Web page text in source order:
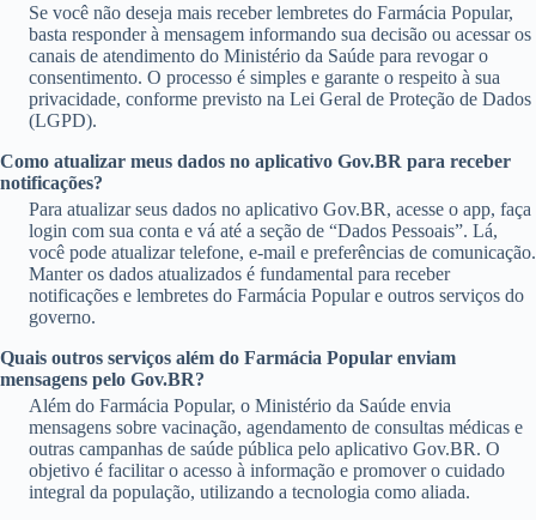
Se você não deseja mais receber lembretes do Farmácia Popular,
basta responder à mensagem informando sua decisão ou acessar os
canais de atendimento do Ministério da Saúde para revogar o
consentimento. O processo é simples e garante o respeito à sua
privacidade, conforme previsto na Lei Geral de Proteção de Dados
(LGPD).
Como atualizar meus dados no aplicativo Gov.BR para receber
notificações?
Para atualizar seus dados no aplicativo Gov.BR, acesse o app, faça
login com sua conta e vá até a seção de “Dados Pessoais”. Lá,
você pode atualizar telefone, e-mail e preferências de comunicação.
Manter os dados atualizados é fundamental para receber
notificações e lembretes do Farmácia Popular e outros serviços do
governo.
Quais outros serviços além do Farmácia Popular enviam
mensagens pelo Gov.BR?
Além do Farmácia Popular, o Ministério da Saúde envia
mensagens sobre vacinação, agendamento de consultas médicas e
outras campanhas de saúde pública pelo aplicativo Gov.BR. O
objetivo é facilitar o acesso à informação e promover o cuidado
integral da população, utilizando a tecnologia como aliada.